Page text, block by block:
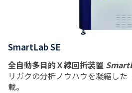
SmartLab SE
全自動多目的Ｘ線回折装置
リガクの分析ノウハウを凝縮した
載。